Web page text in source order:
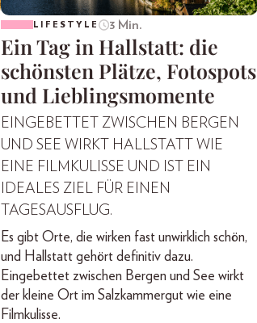
LIFESTYLE 3 Min.
Ein Tag in Hallstatt: die
schönsten Plätze, Fotospots
und Lieblingsmomente
EINGEBETTET ZWISCHEN BERGEN
UND SEE WIRKT HALLSTATT WIE
EINE FILMKULISSE UND IST EIN
IDEALES ZIEL FÜR EINEN
TAGESAUSFLUG.
Es gibt Orte, die wirken fast unwirklich schön,
und Hallstatt gehört definitiv dazu.
Eingebettet zwischen Bergen und See wirkt
der kleine Ort im Salzkammergut wie eine
Filmkulisse.